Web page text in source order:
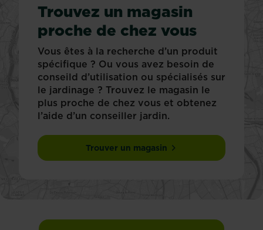
Trouvez un magasin
proche de chez vous
Vous êtes à la recherche d’un produit
spécifique ? Ou vous avez besoin de
conseild d’utilisation ou spécialisés sur
le jardinage ? Trouvez le magasin le
plus proche de chez vous et obtenez
l’aide d’un conseiller jardin.
Trouver un magasin